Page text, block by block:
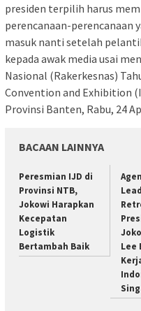
presiden terpilih harus
perencanaan-perencanaan
masuk nanti setelah
kepada awak media usai
Nasional (Rakerkesnas)
Convention and Exhibition
Provinsi Banten, Rabu, 24
BACAAN LAINNYA
Peresmian IJD di
Provinsi NTB,
Jokowi Harapkan
Kecepatan
Logistik
Bertambah Baik
Lee